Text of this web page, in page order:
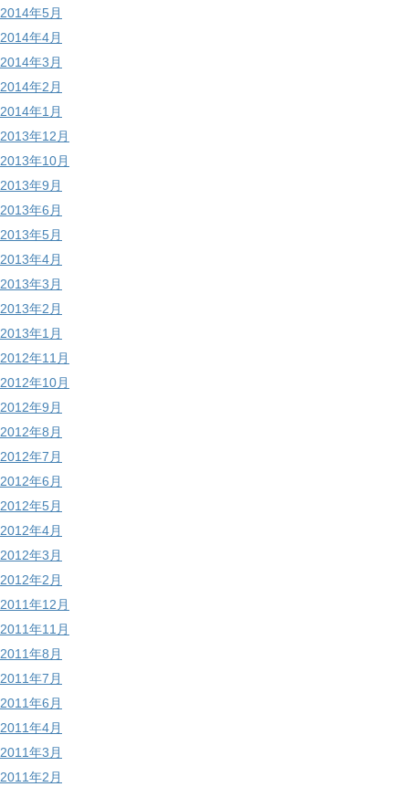
2014年5月
2014年4月
2014年3月
2014年2月
2014年1月
2013年12月
2013年10月
2013年9月
2013年6月
2013年5月
2013年4月
2013年3月
2013年2月
2013年1月
2012年11月
2012年10月
2012年9月
2012年8月
2012年7月
2012年6月
2012年5月
2012年4月
2012年3月
2012年2月
2011年12月
2011年11月
2011年8月
2011年7月
2011年6月
2011年4月
2011年3月
2011年2月